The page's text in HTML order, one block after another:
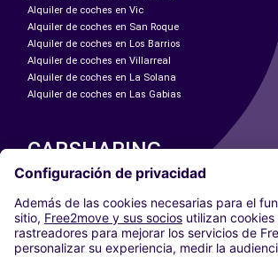
Alquiler de coches en Vic
Alquiler de coches en San Roque
Alquiler de coches en Los Barrios
Alquiler de coches en Villarreal
Alquiler de coches en La Solana
Alquiler de coches en Las Gabias
CARSHARING
NUESTRAS CIUDADES
Paris
Madrid
Washington DC
Milán